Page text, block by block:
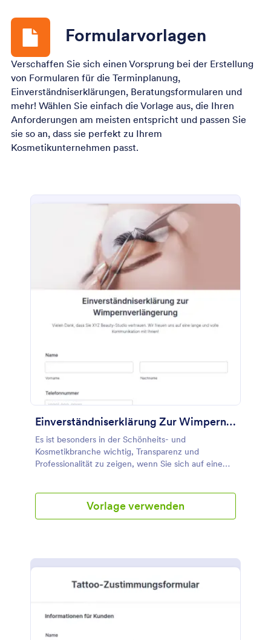
Formularvorlagen
Verschaffen Sie sich einen Vorsprung bei der Erstellung
von Formularen für die Terminplanung,
Einverständniserklärungen, Beratungsformularen und
mehr! Wählen Sie einfach die Vorlage aus, die Ihren
Anforderungen am meisten entspricht und passen Sie
sie so an, dass sie perfekt zu Ihrem
Kosmetikunternehmen passt.
Einverständniserklärung Zur Wimpernverlängerung
Es ist besonders in der Schönheits- und
Kosmetikbranche wichtig, Transparenz und
Professionalität zu zeigen, wenn Sie sich auf eine
Einverständniserklärung zur Wimpernverlägnerung
liefert Ihnen alle notwendigen Details Ihrer Kunden,
allen Ihren Geschäftsbedingungen. Sie können die
Builder von Jotform vollständig anpassen, Felder
und den Hintergrund ändern, ohne dass
Programmierkenntnisse erforderlich sind.
Vorlage verwenden